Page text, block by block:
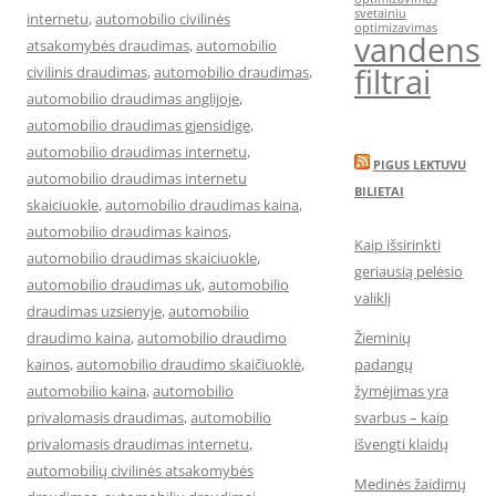
internetu,automobilio civilinės
atsakomybės draudimas,automobilio
civilinis draudimas,automobilio draudimas,
automobilio draudimas anglijoje,
automobilio draudimas gjensidige,
automobilio draudimas internetu,
automobilio draudimas internetu
skaiciuokle,automobilio draudimas kaina,
automobilio draudimas kainos,
automobilio draudimas skaiciuokle,
automobilio draudimas uk,automobilio
draudimas uzsienyje,automobilio
draudimo kaina,automobilio draudimo
kainos,automobilio draudimo skaičiuoklė,
automobilio kaina,automobilio
privalomasis draudimas,automobilio
privalomasis draudimas internetu,
automobilių civilinės atsakomybės
svetainiu
optimizavimas
vandens
filtrai
PIGUS LEKTUVU
BILIETAI
Kaip išsirinkti
geriausią pelėsio
valiklį
Žieminių
padangų
žymėjimas yra
svarbus – kaip
išvengti klaidų
Medinės žaidimų